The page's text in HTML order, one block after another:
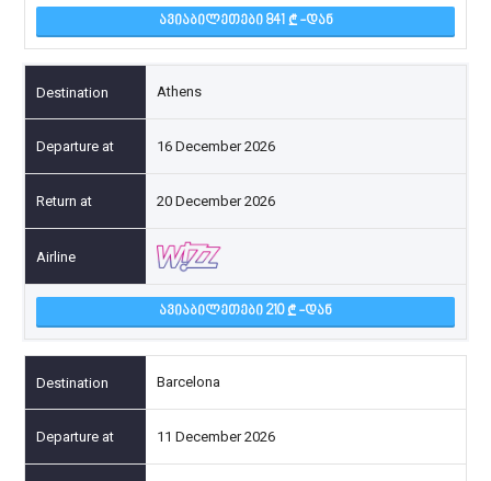
ᲐᲕᲘᲐᲑᲘᲚᲔᲗᲔᲑᲘ 841 -ᲓᲐᲜ
Athens
16 December 2026
20 December 2026
ᲐᲕᲘᲐᲑᲘᲚᲔᲗᲔᲑᲘ 210 -ᲓᲐᲜ
Barcelona
11 December 2026